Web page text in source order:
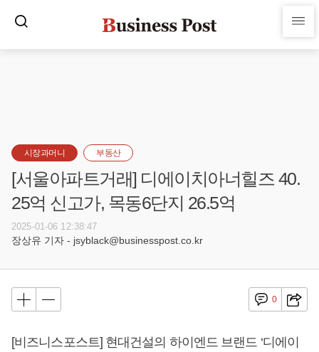
시장과머니 부동산
[서울아파트거래] 디에이치아너힐즈 40.
25억 신고가, 목동6단지 26.5억
2025-01-06 12:38:47
장상유 기자 - jsyblack@businesspost.co.kr
0
[비즈니스포스트] 현대건설의 하이엔드 브랜드 ‘디에이